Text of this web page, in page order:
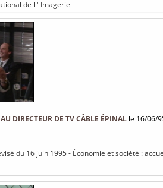
de l ' Imagerie
DIRECTEUR DE TV CÂBLE ÉPINAL le 16/06/
du 16 juin 1995 - Économie et société :